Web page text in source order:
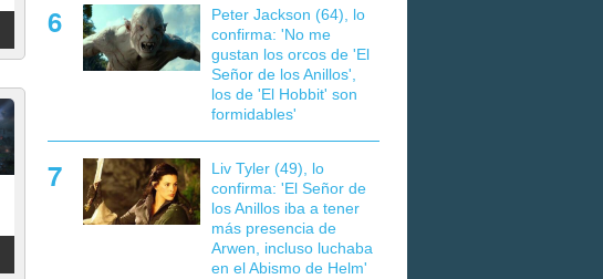
Peter Jackson (64), lo
confirma: 'No me
gustan los orcos de 'El
Señor de los Anillos',
los de 'El Hobbit' son
formidables'
Liv Tyler (49), lo
confirma: 'El Señor de
los Anillos iba a tener
más presencia de
Arwen, incluso luchaba
en el Abismo de Helm'